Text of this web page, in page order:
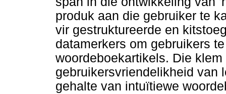
produk aan die gebruiker te
vir gestruktureerde en
datamerkers om gebruikers
woordeboekartikels. Die
gebruikersvriendelikheid van
gehalte van intuïtiewe